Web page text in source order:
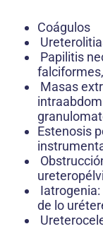
Coágulos
Papilitis
Masas
Estenosis
de lo